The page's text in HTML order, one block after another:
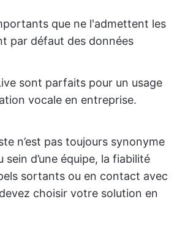
que ne l'admettent les
par défaut des données
sont parfaits pour un usage
vocale en entreprise.
n’est pas toujours synonyme
d’une équipe, la fiabilité
sortants ou en contact avec
choisir votre solution en